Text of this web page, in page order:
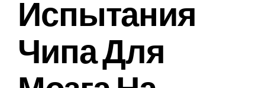
Испытания
Чипа Для